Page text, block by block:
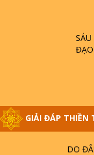
GIẢI ĐÁP THIỀN
HOA
GIẢI
- BÁC
DO